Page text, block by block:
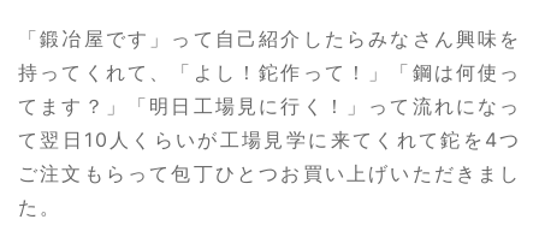
「鍛冶屋です」って自己紹介したらみなさん興味を
持ってくれて、「よし！鉈作って！」「鋼は何使っ
てます？」「明日工場見に行く！」って流れになっ
て翌日10人くらいが工場見学に来てくれて鉈を4つ
ご注文もらって包丁ひとつお買い上げいただきまし
た。